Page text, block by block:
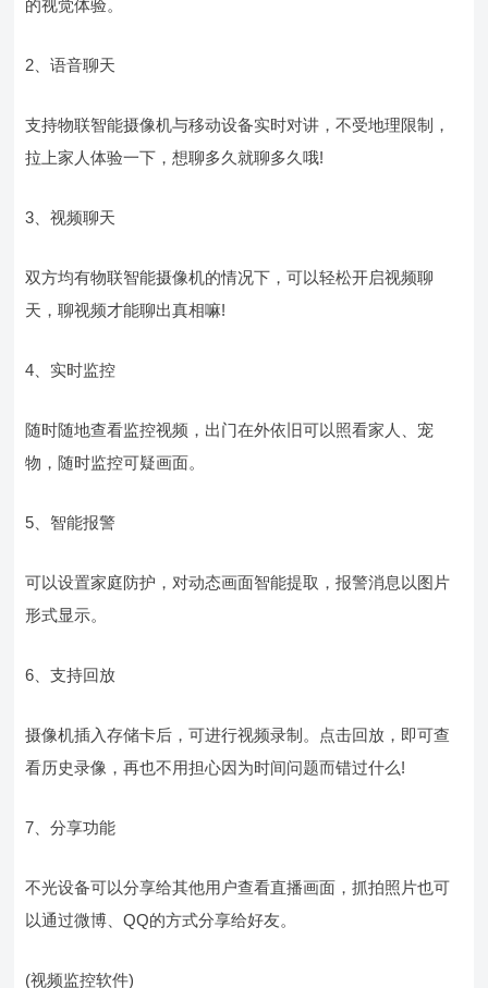
的视觉体验。
2、语音聊天
支持物联智能摄像机与移动设备实时对讲，不受地理限制，
拉上家人体验一下，想聊多久就聊多久哦!
3、视频聊天
双方均有物联智能摄像机的情况下，可以轻松开启视频聊
天，聊视频才能聊出真相嘛!
4、实时监控
随时随地查看监控视频，出门在外依旧可以照看家人、宠
物，随时监控可疑画面。
5、智能报警
可以设置家庭防护，对动态画面智能提取，报警消息以图片
形式显示。
6、支持回放
摄像机插入存储卡后，可进行视频录制。点击回放，即可查
看历史录像，再也不用担心因为时间问题而错过什么!
7、分享功能
不光设备可以分享给其他用户查看直播画面，抓拍照片也可
以通过微博、QQ的方式分享给好友。
(视频监控软件)